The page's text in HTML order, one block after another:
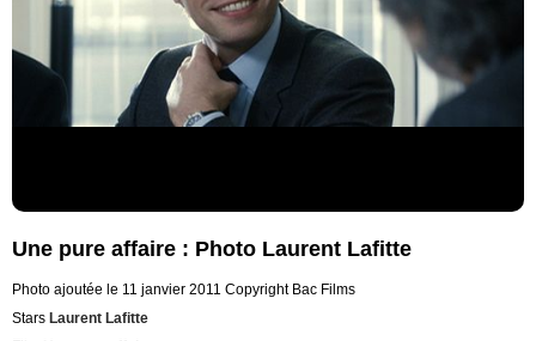
Une pure affaire : Photo Laurent Lafitte
Photo ajoutée le 11 janvier 2011 Copyright Bac Films
Stars Laurent Lafitte